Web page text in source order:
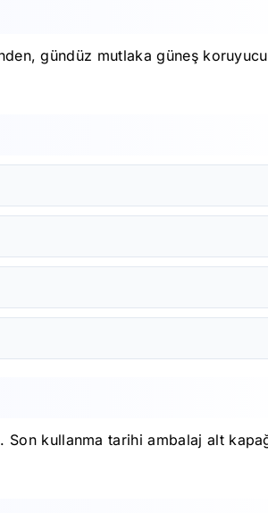
gündüz mutlaka güneş
Son kullanma tarihi ambalaj alt